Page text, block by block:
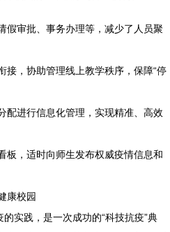
假审批、事务办理等，减少了人员聚
接，协助管理线上教学秩序，保障“停
配进行信息化管理，实现精准、高效
板，适时向师生发布权威疫情信息和
康校园
实践，是一次成功的“科技抗疫”典